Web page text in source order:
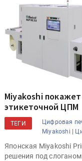
Miyakoshi
этикеточной ЦПМ
ТЕГИ Цифровая
Miyakoshi |
Японская Miyakoshi
решения под